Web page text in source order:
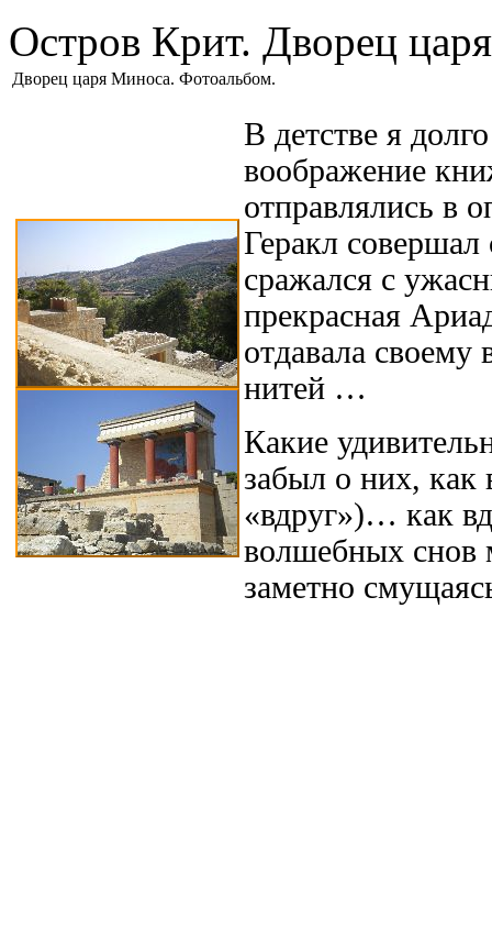
Остров Крит. Дворец
Дворец царя Миноса. Фотоальбом.
В детстве я
воображение
отправлялись в
Геракл
сражался с
прекрасная
отдавала
нитей …
Какие
забыл о них, как
«вдруг»)… как
волшебных снов
заметно